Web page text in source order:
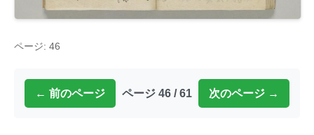
ページ: 46
← 前のページ ページ 46 / 61 次のページ →